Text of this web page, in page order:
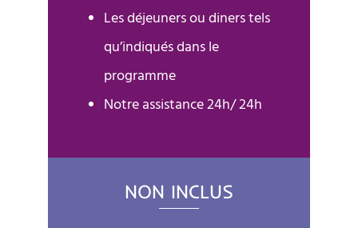
Les déjeuners ou diners tels
qu’indiqués dans le
programme
Notre assistance 24h/ 24h
NON INCLUS